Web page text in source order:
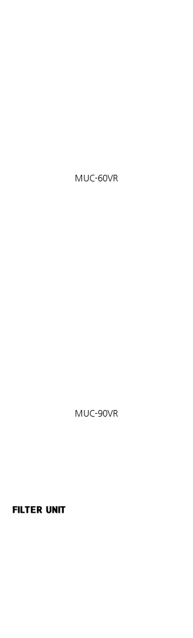
MUC-60VR
MUC-90VR
FILTER UNIT